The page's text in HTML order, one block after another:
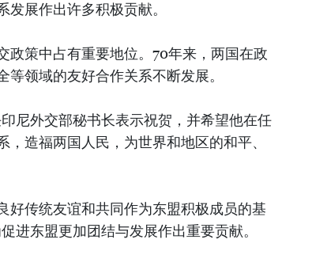
展作出许多积极贡献。
政策中占有重要地位。70年来，两国在政
领域的友好合作关系不断发展。
尼外交部秘书长表示祝贺，并希望他在任
造福两国人民，为世界和地区的和平、
好传统友谊和共同作为东盟积极成员的基
进东盟更加团结与发展作出重要贡献。